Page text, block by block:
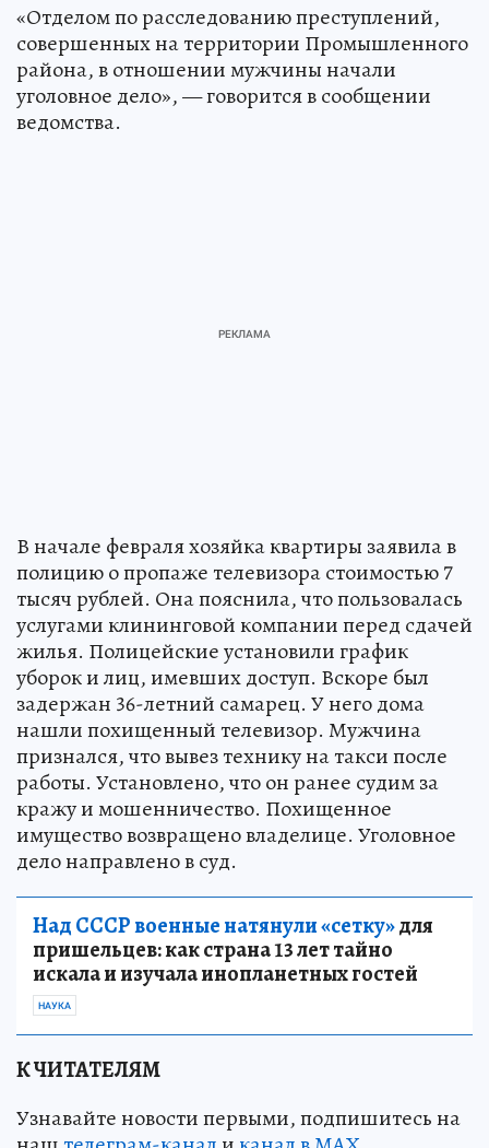
«Отделом по расследованию преступлений,
совершенных на территории Промышленного
района, в отношении мужчины начали
уголовное дело», — говорится в сообщении
ведомства.
В начале февраля хозяйка квартиры заявила в
полицию о пропаже телевизора стоимостью 7
тысяч рублей. Она пояснила, что пользовалась
услугами клининговой компании перед сдачей
жилья. Полицейские установили график
уборок и лиц, имевших доступ. Вскоре был
задержан 36-летний самарец. У него дома
нашли похищенный телевизор. Мужчина
признался, что вывез технику на такси после
работы. Установлено, что он ранее судим за
кражу и мошенничество. Похищенное
имущество возвращено владелице. Уголовное
дело направлено в суд.
Над СССР военные натянули «сетку»для
пришельцев: как страна 13 лет тайно
искала и изучала инопланетных гостей
НАУКА
К ЧИТАТЕЛЯМ
Узнавайте новости первыми, подпишитесь на